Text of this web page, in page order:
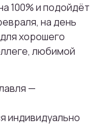
100% и подойдёт
на день
хорошего
любимой
—
индивидуально